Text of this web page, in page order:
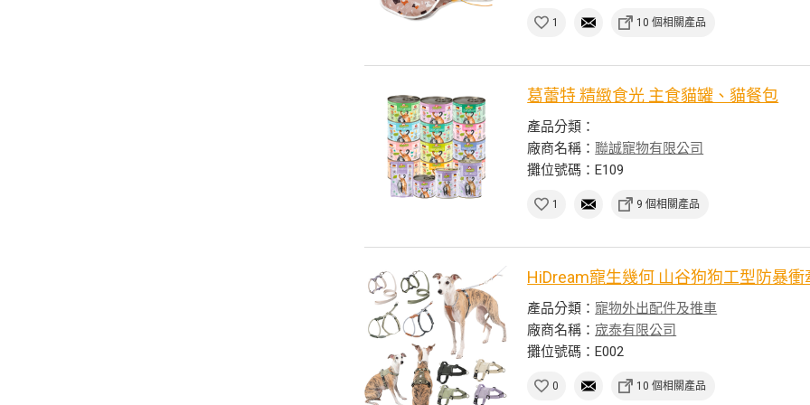
1 10 個相關產品
葛蕾特 精緻食光 主食貓罐、貓餐包
產品分類：
廠商名稱：聯誠寵物有限公司
攤位號碼：E109
1 9 個相關產品
HiDream寵生幾何 山谷狗狗工型防暴衝
產品分類：寵物外出配件及推車
廠商名稱： 宬泰有限公司
攤位號碼：E002
0 10 個相關產品